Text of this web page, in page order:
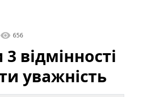
656
відмінності
уважність